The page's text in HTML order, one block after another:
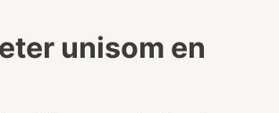
unisom en